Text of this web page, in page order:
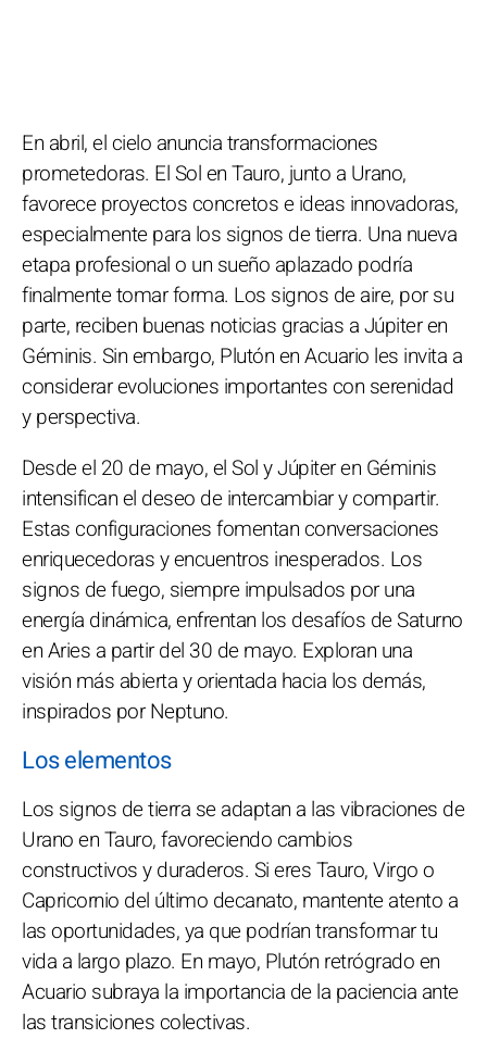
En abril, el cielo anuncia transformaciones
prometedoras. El Sol en Tauro, junto a Urano,
favorece proyectos concretos e ideas innovadoras,
especialmente para los signos de tierra. Una nueva
etapa profesional o un sueño aplazado podría
finalmente tomar forma. Los signos de aire, por su
parte, reciben buenas noticias gracias a Júpiter en
Géminis. Sin embargo, Plutón en Acuario les invita a
considerar evoluciones importantes con serenidad
y perspectiva.
Desde el 20 de mayo, el Sol y Júpiter en Géminis
intensifican el deseo de intercambiar y compartir.
Estas configuraciones fomentan conversaciones
enriquecedoras y encuentros inesperados. Los
signos de fuego, siempre impulsados por una
energía dinámica, enfrentan los desafíos de Saturno
en Aries a partir del 30 de mayo. Exploran una
visión más abierta y orientada hacia los demás,
inspirados por Neptuno.
Los elementos
Los signos de tierra se adaptan a las vibraciones de
Urano en Tauro, favoreciendo cambios
constructivos y duraderos. Si eres Tauro, Virgo o
Capricornio del último decanato, mantente atento a
las oportunidades, ya que podrían transformar tu
vida a largo plazo. En mayo, Plutón retrógrado en
Acuario subraya la importancia de la paciencia ante
las transiciones colectivas.